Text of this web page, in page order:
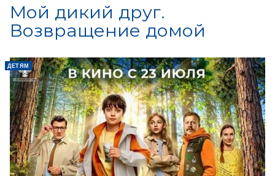
и жаждут приключений. Однажды
Уолтер теряет память, и Холли идет на
небольшой обман, чтобы отправиться
с ним в незабываемое путешествие,
полное новых знакомств,
неожиданных опасностей и, конечно,
настоящих приключений.
Мой дикий друг.
Возвращение домой
ДЕТЯМ